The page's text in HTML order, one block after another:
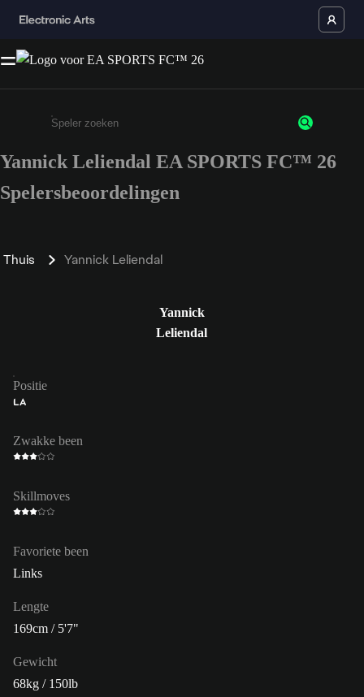
Enter a minimum of 3 characters or numbers
Yannick Leliendal EA SPORTS FC™ 26
Spelersbeoordelingen
Thuis Yannick Leliendal
Yannick
Leliendal
Positie
LA
Zwakke been
Skillmoves
Favoriete been
Links
Lengte
169cm / 5'7"
Gewicht
68kg / 150lb